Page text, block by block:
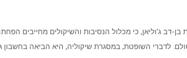
ג'וליאן, כי מכלול הנסיבות והשיקולים מחייבים
לדברי השופטת, במסגרת שיקוליה, היא הביאה בחשבון